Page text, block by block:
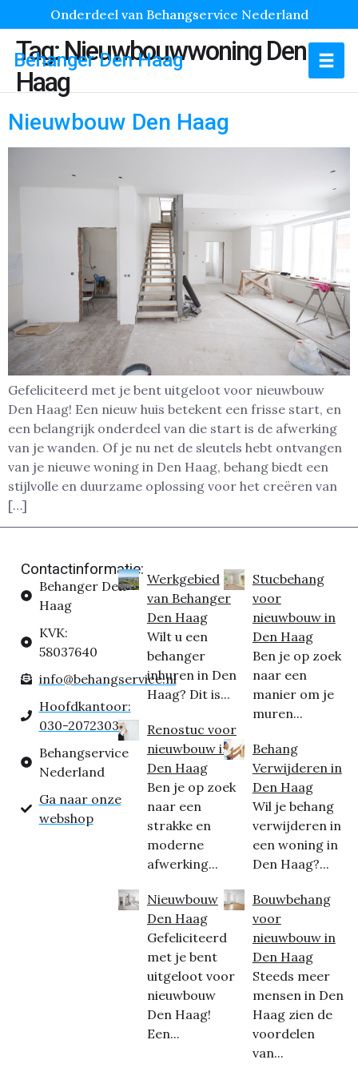
Onderdeel van Behangservice Nederland
Behanger Den Haag
Tag:Nieuwbouwwoning Den
Haag
Nieuwbouw Den Haag
Gefeliciteerd met je bent uitgeloot voor nieuwbouw
Den Haag! Een nieuw huis betekent een frisse start, en
een belangrijk onderdeel van die start is de afwerking
van je wanden. Of je nu net de sleutels hebt ontvangen
van je nieuwe woning in Den Haag, behang biedt een
stijlvolle en duurzame oplossing voor het creëren van
[…]
Contactinformatie:
Behanger Den
Haag
KVK:
58037640
info@behangservice.nl
Hoofdkantoor:
030-2072303
Behangservice
Nederland
Ga naar onze
webshop
Werkgebied
van Behanger
Den Haag
Wilt u een
behanger
inhuren in Den
Haag? Dit is...
Renostuc voor
nieuwbouw in
Den Haag
Ben je op zoek
naar een
strakke en
moderne
afwerking...
Nieuwbouw
Den Haag
Gefeliciteerd
met je bent
uitgeloot voor
nieuwbouw
Den Haag!
Een...
Stucbehang
voor
nieuwbouw in
Den Haag
Ben je op zoek
naar een
manier om je
muren...
Behang
Verwijderen in
Den Haag
Wil je behang
verwijderen in
een woning in
Den Haag?...
Bouwbehang
voor
nieuwbouw in
Den Haag
Steeds meer
mensen in Den
Haag zien de
voordelen
van...